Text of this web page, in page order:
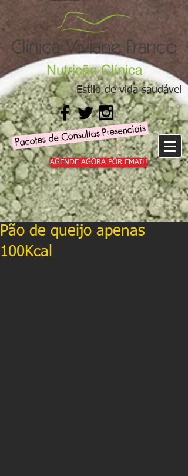
Estilo de vida saudável
Pacotes de Consultas Presenciais
AGENDE AGORA POR EMAIL!
Pão de queijo apenas
100Kcal